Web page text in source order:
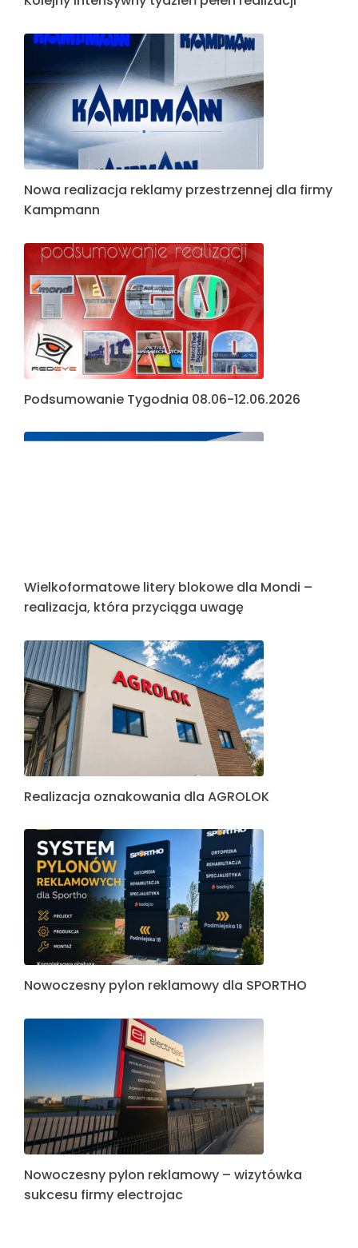
Światło w służbie zdrowia: Nowa realizacja
RedEye dla Szpitala im. K. Grzybowskiego
Kolejny intensywny tydzień pełen realizacji
Nowa realizacja reklamy przestrzennej dla firmy
Kampmann
Podsumowanie Tygodnia 08.06-12.06.2026
Wielkoformatowe litery blokowe dla Mondi –
realizacja, która przyciąga uwagę
Realizacja oznakowania dla AGROLOK